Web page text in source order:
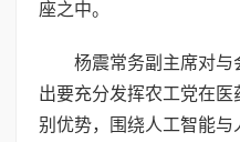
座之中。
杨震常务副主席对与
出要充分发挥农工党在
别优势，围绕人工智能与